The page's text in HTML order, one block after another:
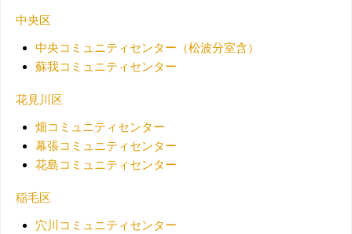
中央区
中央コミュニティセンター（松波分室含）
蘇我コミュニティセンター
花見川区
畑コミュニティセンター
幕張コミュニティセンター
花島コミュニティセンター
稲毛区
穴川コミュニティセンター